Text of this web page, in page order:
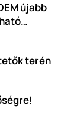
újabb
terén